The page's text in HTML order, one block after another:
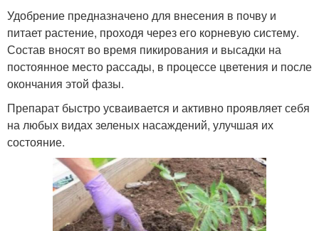
Удобрение предназначено для внесения в почву и
питает растение, проходя через его корневую систему.
Состав вносят во время пикирования и высадки на
постоянное место рассады, в процессе цветения и после
окончания этой фазы.
Препарат быстро усваивается и активно проявляет себя
на любых видах зеленых насаждений, улучшая их
состояние.